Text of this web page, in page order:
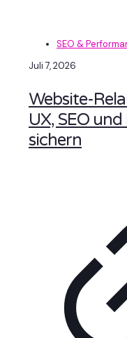
SEO &
Juli 7, 2026
Website-
UX, SEO
sichern